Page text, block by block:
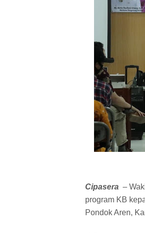
Cipasera –
program KB
Pondok Aren,